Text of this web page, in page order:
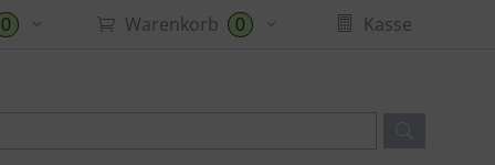
0 Warenkorb 0 Kasse